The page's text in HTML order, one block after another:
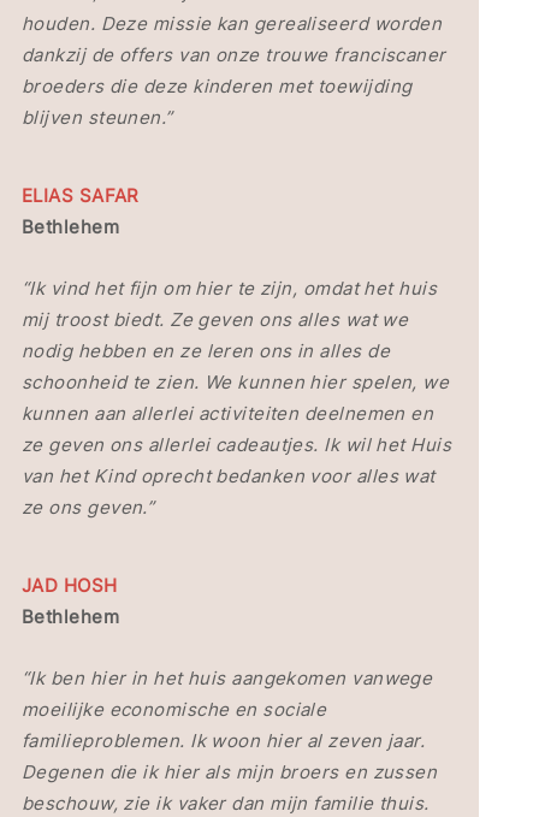
houden. Deze missie kan gerealiseerd worden
dankzij de offers van onze trouwe franciscaner
broeders die deze kinderen met toewijding
blijven steunen.”
ELIAS SAFAR
Bethlehem
“Ik vind het fijn om hier te zijn, omdat het huis
mij troost biedt. Ze geven ons alles wat we
nodig hebben en ze leren ons in alles de
schoonheid te zien. We kunnen hier spelen, we
kunnen aan allerlei activiteiten deelnemen en
ze geven ons allerlei cadeautjes. Ik wil het Huis
van het Kind oprecht bedanken voor alles wat
ze ons geven.”
JAD HOSH
Bethlehem
“Ik ben hier in het huis aangekomen vanwege
moeilijke economische en sociale
familieproblemen. Ik woon hier al zeven jaar.
Degenen die ik hier als mijn broers en zussen
beschouw, zie ik vaker dan mijn familie thuis.